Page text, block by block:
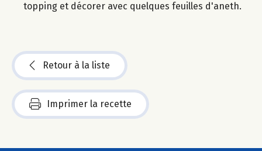
topping et décorer avec quelques feuilles d'aneth.
Retour à la liste
Imprimer la recette